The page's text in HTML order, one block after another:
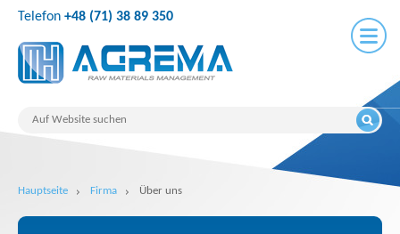
Telefon +48 (71) 38 89 350
Hauptseite Firma Über uns